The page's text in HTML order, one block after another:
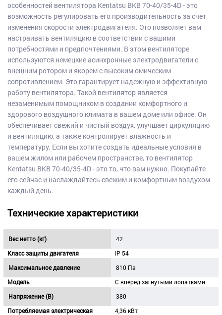
особенностей вентилятора Kentatsu BKB 70-40/35-4D - это
возможность регулировать его производительность за счет
изменения скорости электродвигателя. Это позволяет вам
настраивать вентиляцию в соответствии с вашими
потребностями и предпочтениями. В этом вентиляторе
используются немецкие асинхронные электродвигатели с
внешним ротором и якорем с высоким омическим
сопротивлением. Это гарантирует надежную и эффективную
работу вентилятора. Такой вентилятор является
незаменимым помощником в создании комфортного и
здорового воздушного климата в вашем доме или офисе. Он
обеспечивает свежий и чистый воздух, улучшает циркуляцию
и вентиляцию, а также контролирует влажность и
температуру. Если вы хотите создать идеальные условия в
вашем жилом или рабочем пространстве, то вентилятор
Kentatsu BKB 70-40/35-4D - это то, что вам нужно. Покупайте
его сейчас и наслаждайтесь свежим и комфортным воздухом
каждый день.
Технические характеристики
Вес нетто (кг)
42
Класс защиты двигателя
IP 54
Максимальное давление
810 Па
Модель
С вперед загнутыми лопатками
Напряжение (В)
380
Потребляемая электрическая
4,36 кВт